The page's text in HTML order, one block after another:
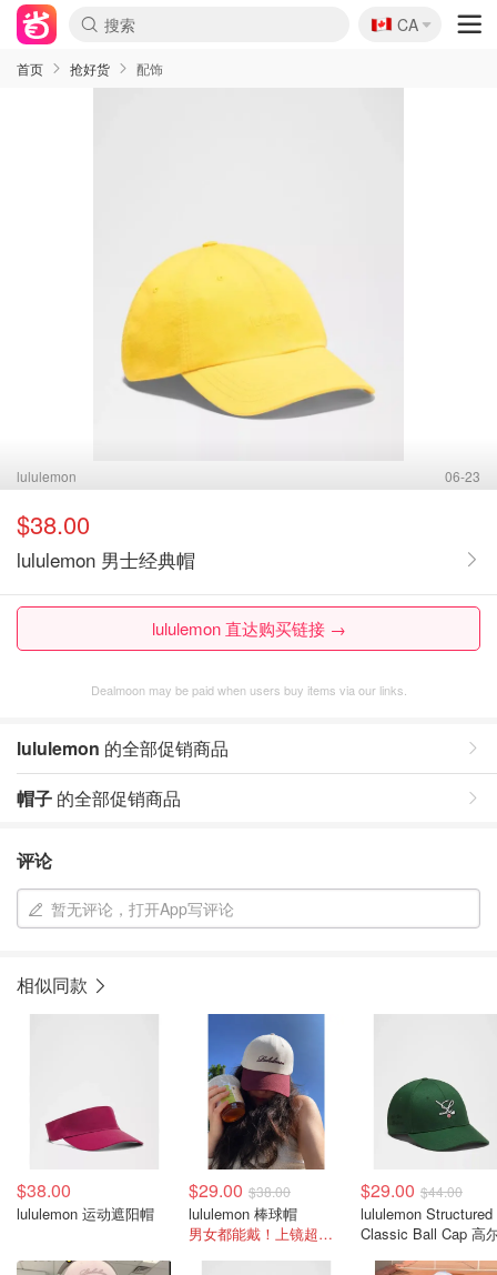
🇨🇦
CA
首页 抢好货 配饰
lululemon 06-23
$38.00
lululemon 男士经典帽
lululemon 直达购买链接 →
Dealmoon may be paid when users buy items via our links.
lululemon 的全部促销商品
帽子 的全部促销商品
评论
暂无评论，打开App写评论
相似同款
$38.00
lululemon 运动遮阳帽
$29.00 $38.00
lululemon 棒球帽
男女都能戴！上镜超好看
$29.00 $44.00
lululemon Structured
Classic Ball Cap 高